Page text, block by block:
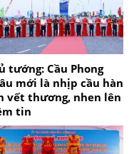
tướng: Cầu Phong
mới là nhịp cầu hàn
vết thương, nhen lên
tin